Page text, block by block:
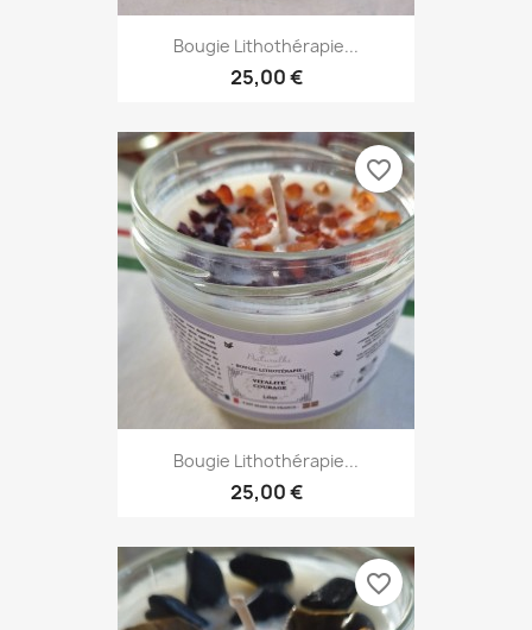
Bougie Lithothérapie...
25,00 €
Bougie Lithothérapie...
25,00 €
favorite_border
favorite_border